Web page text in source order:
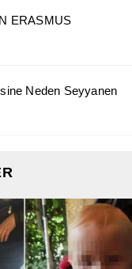
ERASMUS
Neden Seyyanen